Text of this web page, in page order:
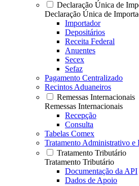
Declaração Única de
Declaração Única de
Importador
Depositários
Receita Federal
Anuentes
Secex
Sefaz
Pagamento Centralizado
Recintos Aduaneiros
Remessas Internacionais
Remessas Internacionais
Recepção
Consulta
Tabelas Comex
Tratamento Administrativo e
Tratamento Tributário
Tratamento Tributário
Documentação da API
Dados de Apoio